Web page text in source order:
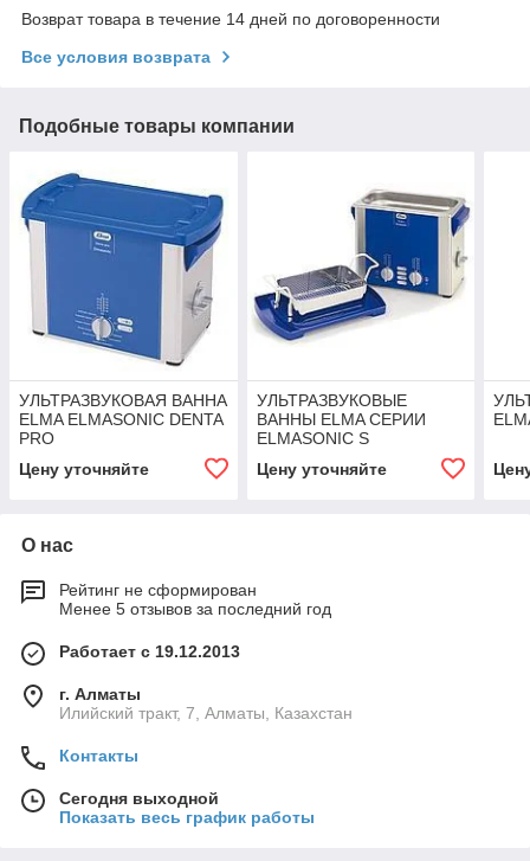
Возврат товара в течение 14 дней по договоренности
Все условия возврата
Подобные товары компании
УЛЬТРАЗВУКОВАЯ ВАННА
ELMA ELMASONIC DENTA
PRO
Цену уточняйте
УЛЬТРАЗВУКОВЫЕ
ВАННЫ ELMA СЕРИИ
ELMASONIC S
Цену уточняйте
О нас
Рейтинг не сформирован
Менее 5 отзывов за последний год
Работает с 19.12.2013
г. Алматы
Илийский тракт, 7, Алматы, Казахстан
Контакты
Сегодня выходной
Показать весь график работы